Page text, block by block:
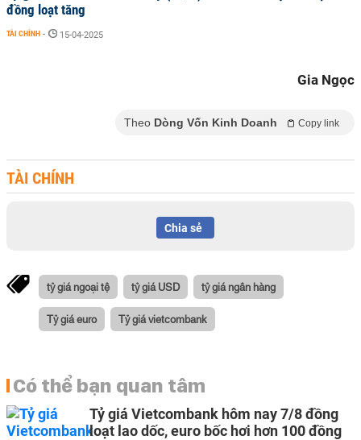
đồng loạt tăng
TÀI CHÍNH - 15-04-2025
Gia Ngọc
Theo Dòng Vốn Kinh Doanh Copy link
TÀI CHÍNH
Chia sẻ
tỷ giá ngoại tệ tỷ giá USD tỷ giá ngân hàng
Tỷ giá euro Tỷ giá vietcombank
Có thể bạn quan tâm
Tỷ giá Vietcombank hôm nay 7/8 đồng
loạt lao dốc, euro bốc hơi hơn 100 đồng